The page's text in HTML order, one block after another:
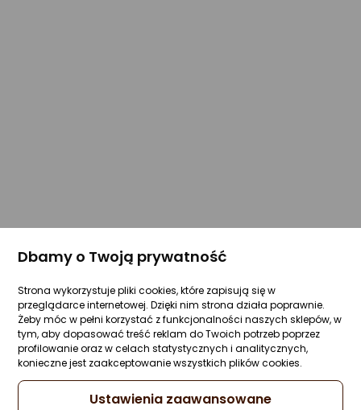
Dbamy o Twoją prywatność
Strona wykorzystuje pliki cookies, które zapisują się w
przeglądarce internetowej. Dzięki nim strona działa poprawnie.
Żeby móc w pełni korzystać z funkcjonalności naszych sklepów, w
tym, aby dopasować treść reklam do Twoich potrzeb poprzez
profilowanie oraz w celach statystycznych i analitycznych,
konieczne jest zaakceptowanie wszystkich plików cookies.
Ustawienia zaawansowane